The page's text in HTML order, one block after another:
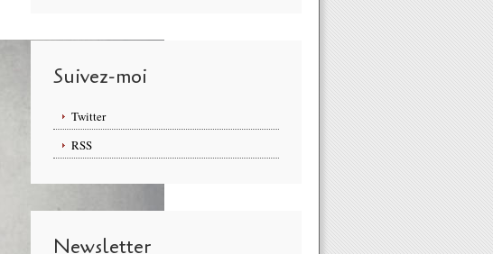
Suivez-moi
Twitter
RSS
Newsletter